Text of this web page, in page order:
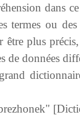
dans
termes ou
plus
de données